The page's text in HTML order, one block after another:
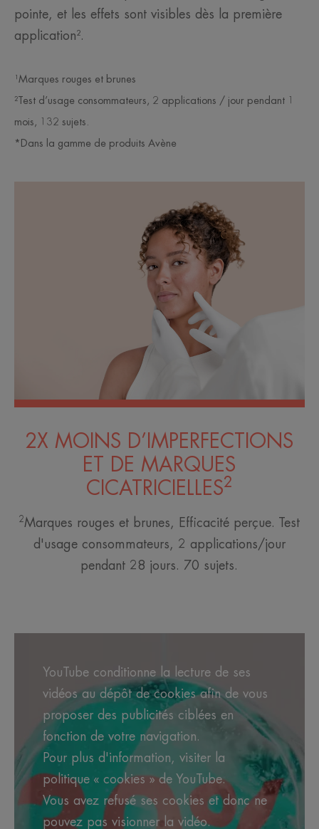
pointe, et les effets sont visibles dès la première
application².
¹Marques rouges et brunes
²Test d’usage consommateurs, 2 applications / jour pendant 1
mois, 132 sujets.
*Dans la gamme de produits Avène
2X MOINS D’IMPERFECTIONS
ET DE MARQUES
CICATRICIELLES2
2Marques rouges et brunes, Efficacité perçue. Test
d'usage consommateurs, 2 applications/jour
pendant 28 jours. 70 sujets.
YouTube conditionne la lecture de ses
vidéos au dépôt de cookies afin de vous
proposer des publicités ciblées en
fonction de votre navigation.
Pour plus d'information, visiter la
politique « cookies » de YouTube.
Vous avez refusé ses cookies et donc ne
pouvez pas visionner la vidéo.